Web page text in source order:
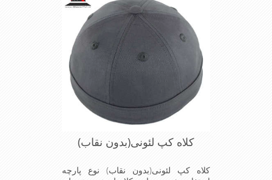
کلاه کپ لئونی(بدون نقاب)
کلاه کپ لئونی(بدون نقاب) نوع پارچه